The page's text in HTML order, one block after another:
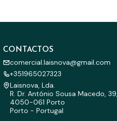
CONTACTOS
comercial.laisnova@gmail.com
+351965027323
Laisnova, Lda.
R. Dr. António Sousa Macedo,
4050-061 Porto
Porto - Portugal